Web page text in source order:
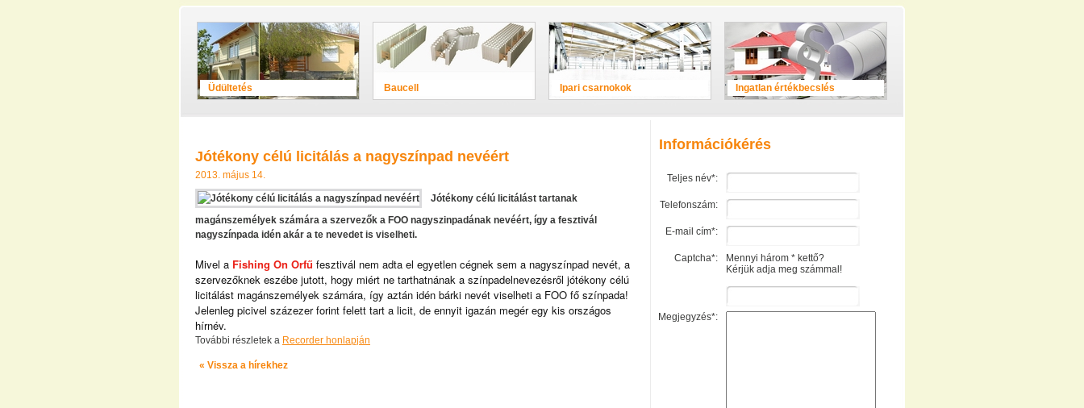
Üdültetés Baucell Ipari csarnokok Ingatlan értékbecslés
Jótékony célú licitálás a nagyszínpad nevéért
2013. május 14.
Jótékony célú licitálást tartanak
magánszemélyek számára a szervezők a FOO nagyszinpadának nevéért, így a fesztivál
nagyszínpada idén akár a te nevedet is viselheti.
Mivel a Fishing On Orfű fesztivál nem adta el egyetlen cégnek sem a nagyszínpad nevét, a
szervezőknek eszébe jutott, hogy miért ne tarthatnának a színpadelnevezésről jótékony célú
licitálást magánszemélyek számára, így aztán idén bárki nevét viselheti a FOO fő színpada!
Jelenleg picivel százezer forint felett tart a licit, de ennyit igazán megér egy kis országos
hírnév.
További részletek a Recorder honlapján
« Vissza a hírekhez
Információkérés
Teljes név*:
Telefonszám:
E-mail cím*:
Captcha*:
Mennyi három * kettő?
Kérjük adja meg számmal!
Megjegyzés*: